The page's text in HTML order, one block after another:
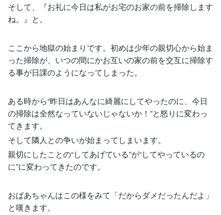
そして、『お礼に今日は私がお宅のお家の前を掃除します
ね。』と。
ここから地獄の始まりです。初めは少年の親切心から始ま
った掃除が、いつの間にかお互いの家の前を交互に掃除す
る事が日課のようになってしまった。
ある時から“昨日はあんなに綺麗にしてやったのに、今日
の掃除は全然なっていないじゃないか！”と怒りに変わっ
てきます。
そして隣人との争いが始まってしまいます。
親切にしたことの“してあげている”が“してやっているの
に”に変わってきたのです。
おばあちゃんはこの様をみて「だからダメだったんだよ」
と嘆きます。